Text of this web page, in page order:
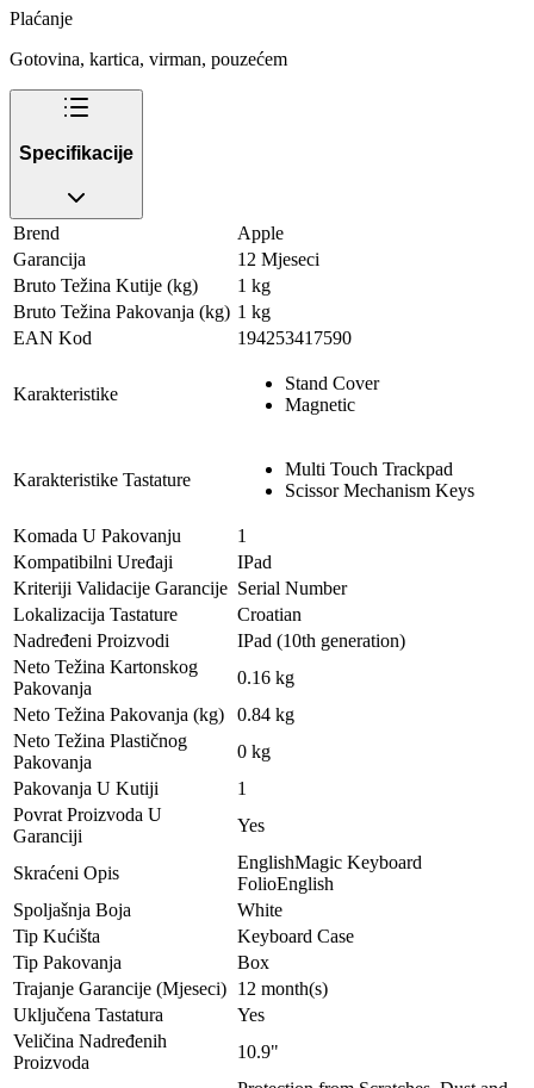
Plaćanje
Gotovina, kartica, virman, pouzećem
Specifikacije
Brend
Apple
Garancija
12 Mjeseci
Bruto Težina Kutije (kg)
1 kg
Bruto Težina Pakovanja (kg) 1 kg
EAN Kod
194253417590
Karakteristike
Stand Cover
Magnetic
Karakteristike Tastature
Multi Touch Trackpad
Scissor Mechanism Keys
Komada U Pakovanju
1
Kompatibilni Uređaji
IPad
Kriteriji Validacije Garancije Serial Number
Lokalizacija Tastature
Croatian
Nadređeni Proizvodi
IPad (10th generation)
Neto Težina Kartonskog
Pakovanja
0.16 kg
Neto Težina Pakovanja (kg)
0.84 kg
Neto Težina Plastičnog
Pakovanja
0 kg
Pakovanja U Kutiji
1
Povrat Proizvoda U
Garanciji
Yes
Skraćeni Opis
EnglishMagic Keyboard
FolioEnglish
Spoljašnja Boja
White
Tip Kućišta
Keyboard Case
Tip Pakovanja
Box
Trajanje Garancije (Mjeseci) 12 month(s)
Uključena Tastatura
Yes
Veličina Nadređenih
Proizvoda
10.9"